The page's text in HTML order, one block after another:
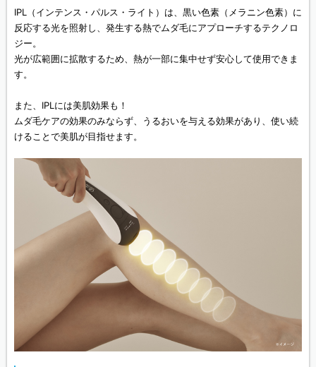
IPL（インテンス・パルス・ライト）は、黒い色素（メラニン色素）に
反応する光を照射し、発生する熱でムダ毛にアプローチするテクノロ
ジー。
光が広範囲に拡散するため、熱が一部に集中せず安心して使用できま
す。
また、IPLには美肌効果も！
ムダ毛ケアの効果のみならず、うるおいを与える効果があり、使い続
けることで美肌が目指せます。